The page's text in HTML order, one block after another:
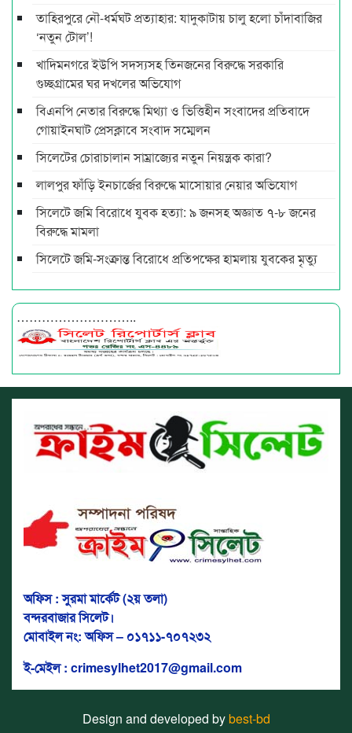
তাহিরপুরে নৌ-ধর্মঘট প্রত্যাহার: যাদুকাটায় চালু হলো চাঁদাবাজির
‘নতুন টোল’!
খাদিমনগরে ইউপি সদস্যসহ তিনজনের বিরুদ্ধে সরকারি
গুচ্ছগ্রামের ঘর দখলের অভিযোগ
বিএনপি নেতার বিরুদ্ধে মিথ্যা ও ভিত্তিহীন সংবাদের প্রতিবাদে
গোয়াইনঘাট প্রেসক্লাবে সংবাদ সম্মেলন
সিলেটের চোরাচালান সাম্রাজ্যের নতুন নিয়ন্ত্রক কারা?
লালপুর ফাঁড়ি ইনচার্জের বিরুদ্ধে মাসোয়ার নেয়ার অভিযোগ
সিলেটে জমি বিরোধে যুবক হত্যা: ৯ জনসহ অজ্ঞাত ৭-৮ জনের
বিরুদ্ধে মামলা
সিলেটে জমি-সংক্রান্ত বিরোধে প্রতিপক্ষের হামলায় যুবকের মৃত্যু
………………………..
অফিস : সুরমা মার্কেট (২য় তলা)
বন্দরবাজার সিলেট।
মোবাইল নং: অফিস – ০১৭১১-৭০৭২৩২
ই-মেইল : crimesylhet2017@gmail.com
Design and developed bybest-bd